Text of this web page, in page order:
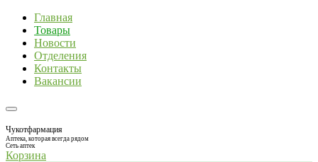
Главная
Товары
Новости
Отделения
Контакты
Вакансии
Чукотфармация
Аптека, которая всегда рядом
Сеть аптек
Корзина